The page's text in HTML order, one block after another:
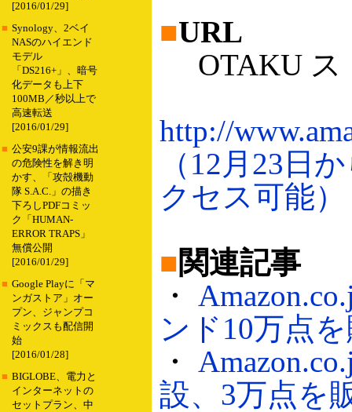
[2016/01/29]
■ Synology、2ベイ
NASのハイエンド
モデル
「DS216+」、暗号
化データも上下
100MB／秒以上で
高速転送
[2016/01/29]
■ 公安9課が情報流出
の危険性を解き明
かす、「攻殻機動
隊 S.A.C.」の描き
下ろしPDFコミッ
ク「HUMAN-
ERROR TRAPS」
無償公開
[2016/01/29]
■ Google Playに「マ
ンガストア」オー
プン、ジャンプコ
ミックスも配信開
始
[2016/01/28]
■ BIGLOBE、電力と
インターネットの
セットプラン、中
■URL
OTAKU ス
http://
（12月23日
クセス可能）
■関連記事
・
ンド10万点
・
設、3万点を